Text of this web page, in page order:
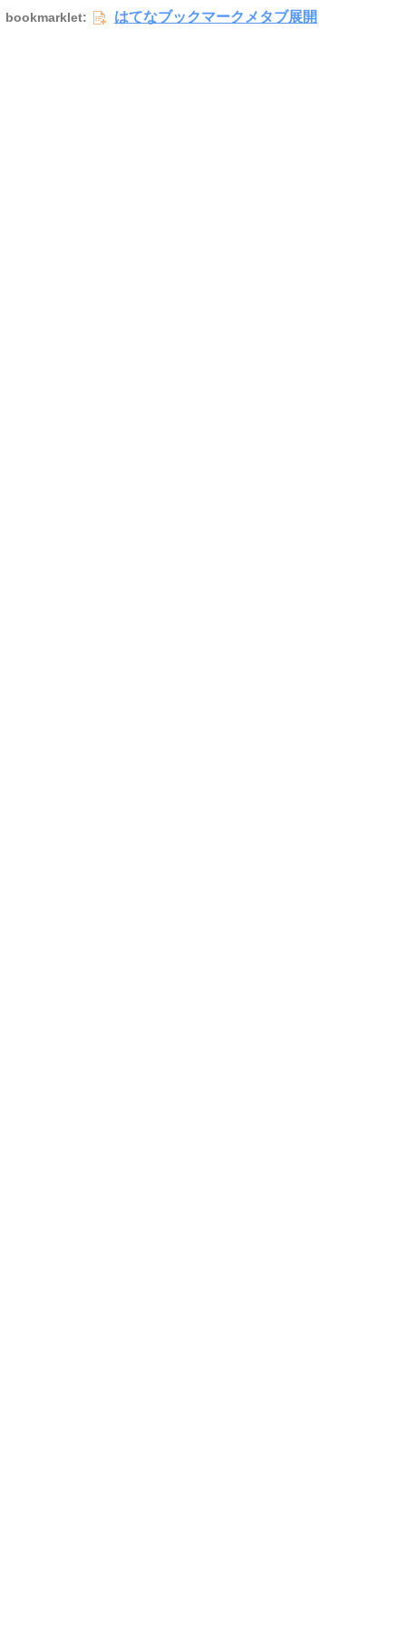
bookmarklet: はてなブックマークメタブ展開